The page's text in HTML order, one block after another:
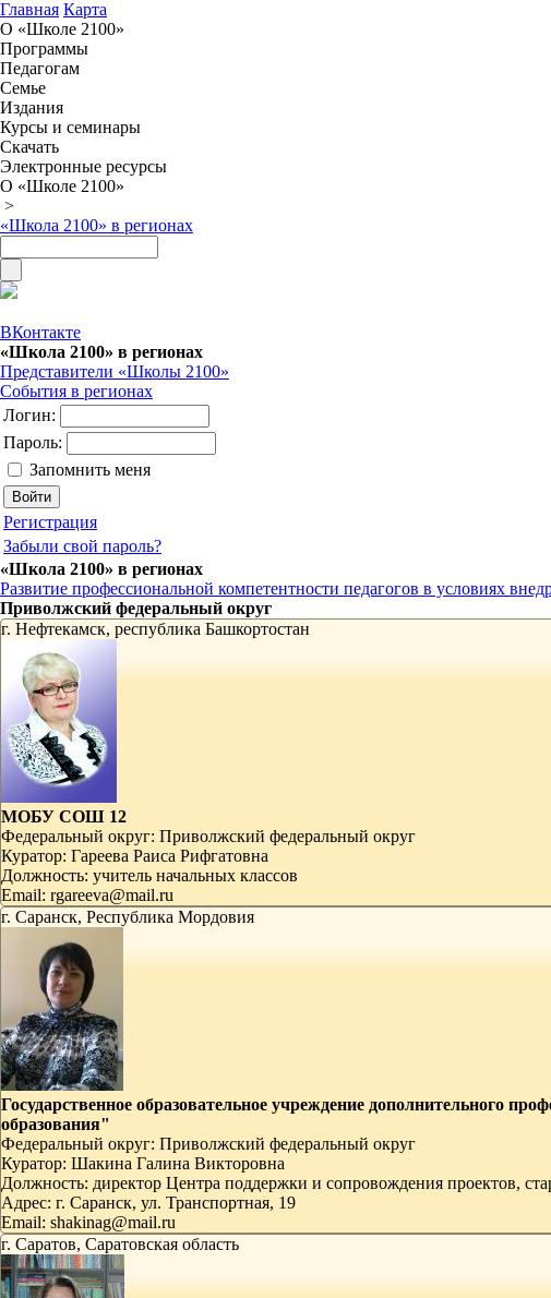
Главная Карта
О «Школе 2100»
Программы
Педагогам
Семье
Издания
Курсы и семинары
Скачать
Электронные ресурсы
О «Школе 2100»
>
«Школа 2100» в регионах
ВКонтакте
«Школа 2100» в регионах
Представители «Школы 2100»
События в регионах
Логин:
Пароль:
Запомнить меня
Регистрация
Забыли свой пароль?
«Школа 2100» в регионах
Развитие профессиональной компетентности педагогов в условиях
Приволжский федеральный округ
г. Нефтекамск, республика Башкортостан
МОБУ СОШ 12
Федеральный округ: Приволжский федеральный округ
Куратор: Гареева Раиса Рифгатовна
Должность: учитель начальных классов
Email: rgareeva@mail.ru
г. Саранск, Республика Мордовия
Государственное образовательное учреждение дополнительного
образования"
Федеральный округ: Приволжский федеральный округ
Куратор: Шакина Галина Викторовна
Должность: директор Центра поддержки и сопровождения проектов,
Адрес: г. Саранск, ул. Транспортная, 19
Email: shakinag@mail.ru
г. Саратов, Саратовская область